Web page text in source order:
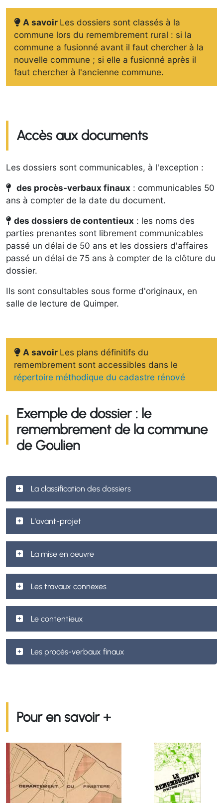
A savoir Les dossiers sont classés à la
commune lors du remembrement rural : si la
commune a fusionné avant il faut chercher à la
nouvelle commune ; si elle a fusionné après il
faut chercher à l'ancienne commune.
Accès aux documents
Les dossiers sont communicables, à l'exception :
des procès-verbaux finaux : communicables 50
ans à compter de la date du document.
des dossiers de contentieux : les noms des
parties prenantes sont librement communicables
passé un délai de 50 ans et les dossiers d'affaires
passé un délai de 75 ans à compter de la clôture du
dossier.
Ils sont consultables sous forme d'originaux, en
salle de lecture de Quimper.
A savoir Les plans définitifs du
remembrement sont accessibles dans le
répertoire méthodique du cadastre rénové
Exemple de dossier : le
remembrement de la commune
de Goulien
La classification des dossiers
L'avant-projet
La mise en oeuvre
Les travaux connexes
Le contentieux
Les procès-verbaux finaux
Pour en savoir +